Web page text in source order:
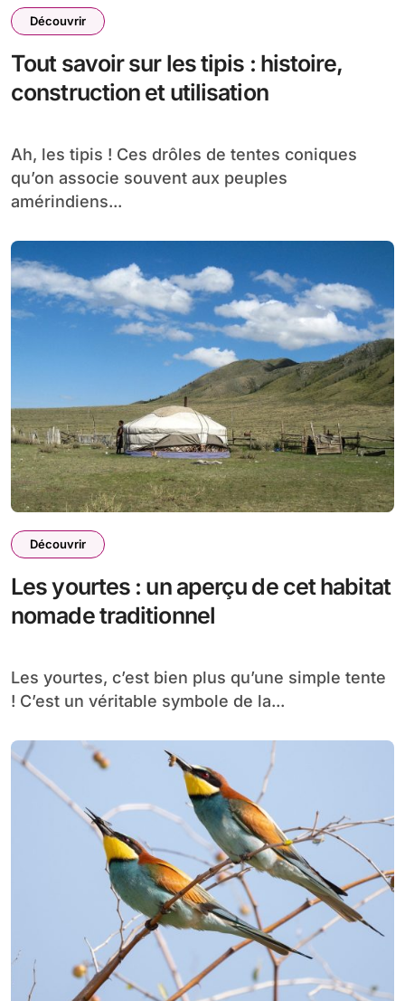
Découvrir
Tout savoir sur les tipis : histoire,
construction et utilisation
Ah, les tipis ! Ces drôles de tentes coniques
qu’on associe souvent aux peuples
amérindiens...
Découvrir
Les yourtes : un aperçu de cet habitat
nomade traditionnel
Les yourtes, c’est bien plus qu’une simple tente
! C’est un véritable symbole de la...